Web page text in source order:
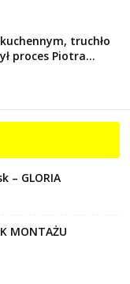
truchło
proces Piotra...
– GLORIA
MONTAŻU